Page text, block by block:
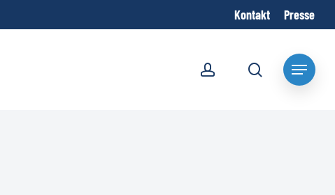
Kontakt Presse
Menu
search